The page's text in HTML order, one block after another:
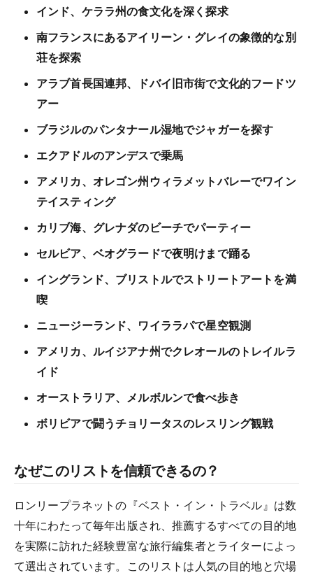
インド、ケララ州の食文化を深く探求
南フランスにあるアイリーン・グレイの象徴的な別
荘を探索
アラブ首長国連邦、ドバイ旧市街で文化的フードツ
アー
ブラジルのパンタナール湿地でジャガーを探す
エクアドルのアンデスで乗馬
アメリカ、オレゴン州ウィラメットバレーでワイン
テイスティング
カリブ海、グレナダのビーチでパーティー
セルビア、ベオグラードで夜明けまで踊る
イングランド、ブリストルでストリートアートを満
喫
ニュージーランド、ワイララパで星空観測
アメリカ、ルイジアナ州でクレオールのトレイルラ
イド
オーストラリア、メルボルンで食べ歩き
ボリビアで闘うチョリータスのレスリング観戦
なぜこのリストを信頼できるの？
ロンリープラネットの『ベスト・イン・トラベル』は数
十年にわたって毎年出版され、推薦するすべての目的地
を実際に訪れた経験豊富な旅行編集者とライターによっ
て選出されています。このリストは人気の目的地と穴場